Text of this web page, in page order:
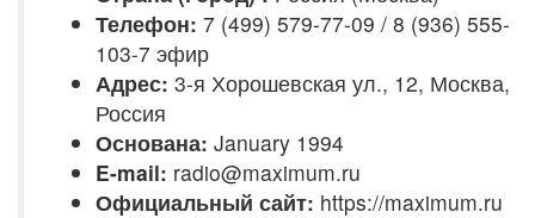
Телефон: 7 (499) 579-77-09 / 8 (936) 555-
103-7 эфир
Адрес: 3-я Хорошевская ул., 12, Москва,
Россия
Основана: January 1994
E-mail: radio@maximum.ru
Официальный сайт: https://maximum.ru